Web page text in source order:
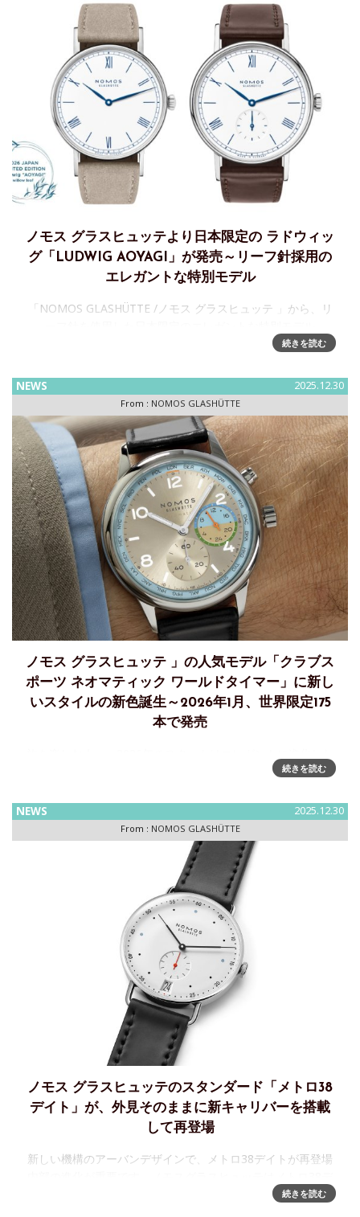
ノモス グラスヒュッテより日本限定の ラドウィッ
グ「LUDWIG AOYAGI」が発売～リーフ針採用の
エレガントな特別モデル
「NOMOS GLASHÜTTE /ノモス グラスヒュッテ 」から、リ
「LUDWIG / ラドウィッグ AOYAGI」を新発売「NOMOS
続きを読む
NEWS 2025.12.30
From : NOMOS GLASHÜTTE
ノモス グラスヒュッテ 」の人気モデル「クラブス
ポーツ ネオマティック ワールドタイマー」に新し
いスタイルの新色誕生～2026年1月、世界限定175
本で発売
新色２色のワールドタイマーから始まりますドイツ時計ブラ
気モデル「クラブスポーツ ネオマティック
続きを読む
NEWS 2025.12.30
From : NOMOS GLASHÜTTE
ノモス グラスヒュッテのスタンダード「メトロ38
デイト」が、外見そのままに新キャリバーを搭載
して再登場
新しい機構のアーバンデザインで、メトロ38デイトが再登場
イトに新しい手巻き式キャリバーを 搭載しました。喜ばしい
続きを読む